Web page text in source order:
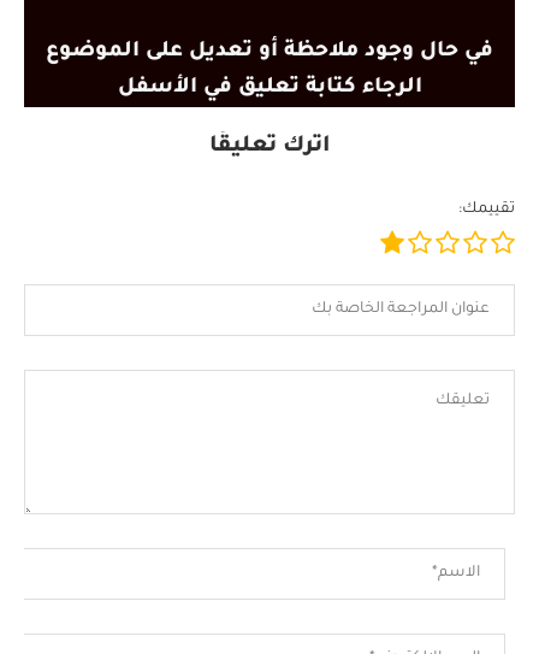
في حال وجود ملاحظة أو تعديل على الموضوع
الرجاء كتابة تعليق في الأسفل
اترك تعليقًا
تقييمك: